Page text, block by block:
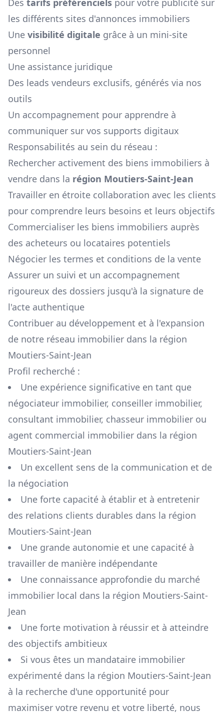
Des tarifs préférenciels pour votre publicité sur
les différents sites d'annonces immobiliers
Une visibilité digitale grâce à un mini-site
personnel
Une assistance juridique
Des leads vendeurs exclusifs, générés via nos
outils
Un accompagnement pour apprendre à
communiquer sur vos supports digitaux
Responsabilités au sein du réseau :
Rechercher activement des biens immobiliers à
vendre dans la région Moutiers-Saint-Jean
Travailler en étroite collaboration avec les clients
pour comprendre leurs besoins et leurs objectifs
Commercialiser les biens immobiliers auprès
des acheteurs ou locataires potentiels
Négocier les termes et conditions de la vente
Assurer un suivi et un accompagnement
rigoureux des dossiers jusqu'à la signature de
l'acte authentique
Contribuer au développement et à l'expansion
de notre réseau immobilier dans la région
Moutiers-Saint-Jean
Profil recherché :
Une expérience significative en tant que
négociateur immobilier, conseiller immobilier,
consultant immobilier, chasseur immobilier ou
agent commercial immobilier dans la région
Moutiers-Saint-Jean
Un excellent sens de la communication et de
la négociation
Une forte capacité à établir et à entretenir
des relations clients durables dans la région
Moutiers-Saint-Jean
Une grande autonomie et une capacité à
travailler de manière indépendante
Une connaissance approfondie du marché
immobilier local dans la région Moutiers-Saint-
Jean
Une forte motivation à réussir et à atteindre
des objectifs ambitieux
Si vous êtes un mandataire immobilier
expérimenté dans la région Moutiers-Saint-Jean
à la recherche d'une opportunité pour
maximiser votre revenu et votre liberté, nous